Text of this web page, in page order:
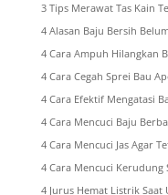
3 Tips Merawat Tas Kain
4 Alasan Baju Bersih
4 Cara Ampuh Hilangkan
4 Cara Cegah Sprei Bau
4 Cara Efektif Mengatasi
4 Cara Mencuci Baju
4 Cara Mencuci Jas Agar
4 Cara Mencuci Kerudung
4 Jurus Hemat Listrik Saat